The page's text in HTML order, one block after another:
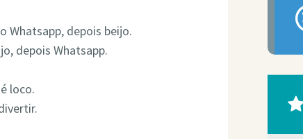
Whatsapp, depois beijo.
depois Whatsapp.
loco.